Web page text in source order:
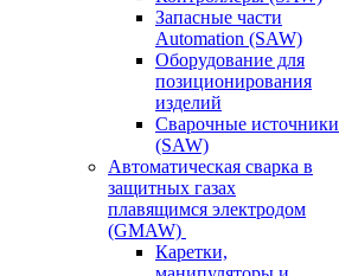
Запасные части
Automation (SAW)
Оборудование для
позиционирования
изделий
Сварочные источники
(SAW)
Автоматическая сварка в
защитных газах
плавящимся электродом
(GMAW)
Каретки,